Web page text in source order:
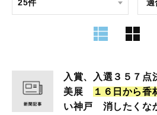
入賞、入選３５７
美展
１ ６ 日 から香
い神戸 消したくな